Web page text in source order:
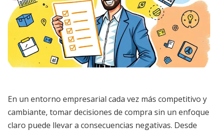
En un entorno empresarial cada vez más competitivo y
cambiante, tomar decisiones de compra sin un enfoque
claro puede llevar a consecuencias negativas. Desde